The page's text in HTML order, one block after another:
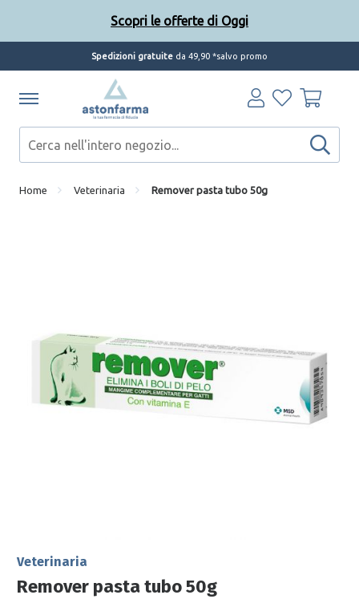
Spedizioni gratuite da 49,90 *salvo promo
Home Veterinaria Remover pasta tubo 50g
Veterinaria
Remover pasta tubo 50g
Scopri le offerte di Oggi